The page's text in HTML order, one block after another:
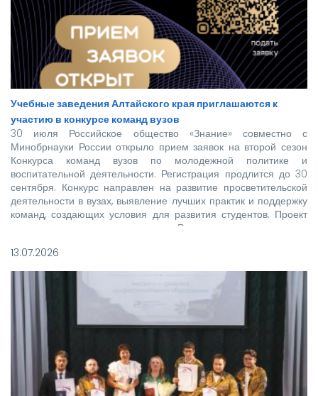
Учебные заведения Алтайского края приглашаются к
участию в конкурсе команд вузов
30 июля Российское общество «Знание» совместно с
Минобрнауки России открыло прием заявок на второй сезон
Конкурса команд вузов по молодежной политике и
воспитательной деятельности. Регистрация продлится до 30
сентября. Конкурс направлен на развитие просветительской
деятельности в вузах, выявление лучших практик и поддержку
команд, создающих условия для развития студентов. Проект
реализуется при поддержке Росмолодежи в рамках
13.07.2026